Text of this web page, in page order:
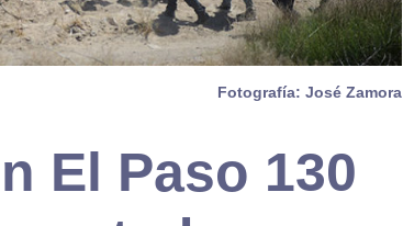
Fotografía: José Zamora
El Paso 130